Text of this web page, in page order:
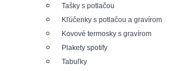
Tašky s potlačou
Kľúčenky s potlačou a gravírom
Kovové termosky s gravírom
Plakety spotify
Tabuľky